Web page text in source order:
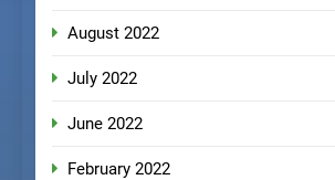
August 2022
July 2022
June 2022
February 2022